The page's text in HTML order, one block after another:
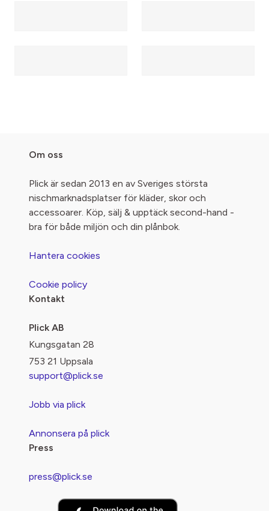
Om oss
Plick är sedan 2013 en av Sveriges största
nischmarknadsplatser för kläder, skor och
accessoarer. Köp, sälj & upptäck second-hand -
bra för både miljön och din plånbok.
Hantera cookies
Cookie policy
Kontakt
Plick AB
Kungsgatan 28
753 21 Uppsala
support@plick.se
Jobb via plick
Annonsera på plick
Press
press@plick.se